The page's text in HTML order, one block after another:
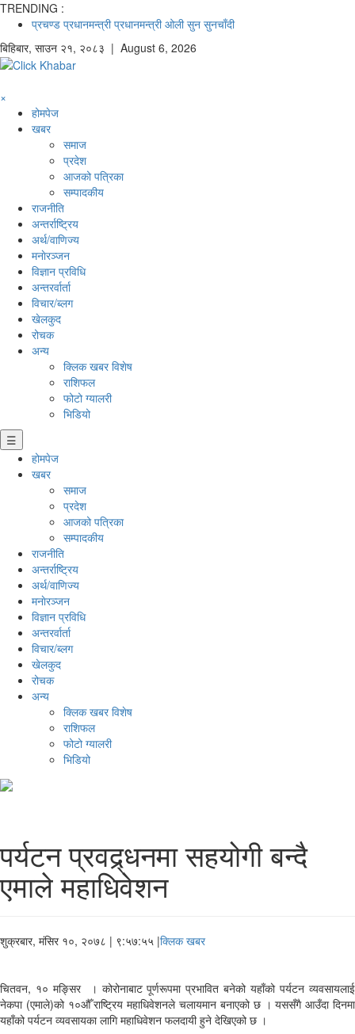
TRENDING :
प्रचण्ड प्रधानमन्त्री प्रधानमन्त्री ओली सुन सुनचाँदी
बिहिबार, साउन २१, २०८३ | August 6, 2026
×
होमपेज
खबर
समाज
प्रदेश
आजको पत्रिका
सम्पादकीय
राजनीति
अन्तर्राष्ट्रिय
अर्थ/वाणिज्य
मनाेरञ्जन
विज्ञान प्रविधि
अन्तरर्वार्ता
विचार/ब्लग
खेलकुद
रोचक
अन्य
क्लिक खबर विशेष
राशिफल
फोटो ग्यालरी
भिडियो
☰
होमपेज
खबर
समाज
प्रदेश
आजको पत्रिका
सम्पादकीय
राजनीति
अन्तर्राष्ट्रिय
अर्थ/वाणिज्य
मनाेरञ्जन
विज्ञान प्रविधि
अन्तरर्वार्ता
विचार/ब्लग
खेलकुद
रोचक
अन्य
क्लिक खबर विशेष
राशिफल
फोटो ग्यालरी
भिडियो
पर्यटन प्रवद्र्धनमा सहयोगी बन्दै
एमाले महाधिवेशन
शुक्रबार, मंसिर १०, २०७८ | ९:५७:५५ |क्लिक खबर
चितवन, १० मङ्सिर । कोरोनाबाट पूर्णरूपमा प्रभावित बनेको यहाँको पर्यटन व्यवसायलाई
नेकपा (एमाले)को १०औँ राष्ट्रिय महाधिवेशनले चलायमान बनाएको छ । यससँगै आउँदा दिनमा
यहाँको पर्यटन व्यवसायका लागि महाधिवेशन फलदायी हुने देखिएको छ ।